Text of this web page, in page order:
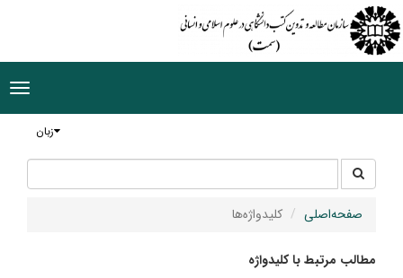
زبان
جستجو
در
سایت
صفحه‌اصلی کلیدواژه‌ها
مطالب مرتبط با کلیدواژه